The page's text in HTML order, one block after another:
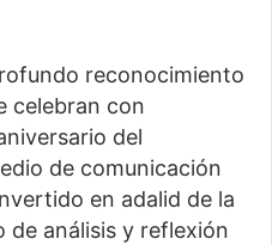
reconocimiento
celebran con
del
de comunicación
en adalid de la
de análisis y reflexión